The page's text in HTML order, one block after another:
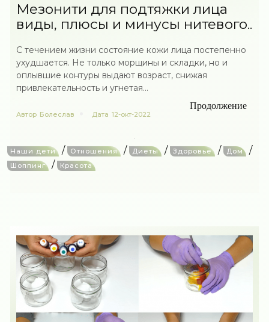
Мезонити для подтяжки лица
виды, плюсы и минусы нитевого..
С течением жизни состояние кожи лица постепенно
ухудшается. Не только морщины и складки, но и
оплывшие контуры выдают возраст, снижая
привлекательность и угнетая...
Продолжение
Автор Болеслав Дата 12-окт-2022
Наши дети / Отношения / Диеты / Здоровье / Дом /
Шоппинг / Красота